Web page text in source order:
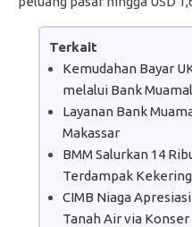
Terkait
Kemudahan Bayar
melalui Bank
Layanan Bank
Makassar
BMM Salurkan 14
Terdampak
CIMB Niaga
Tanah Air via